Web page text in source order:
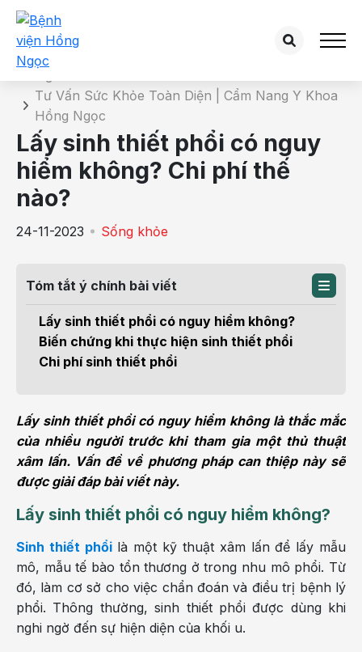
Chi tiết bài tư vấn
Tư Vấn Sức Khỏe Toàn Diện | Cẩm Nang Y Khoa
Hồng Ngọc
Lấy sinh thiết phổi có nguy
hiểm không? Chi phí thế
nào?
24-11-2023 Sống khỏe
Tóm tắt ý chính bài viết
Lấy sinh thiết phổi có nguy hiểm không?
Biến chứng khi thực hiện sinh thiết phổi
Chi phí sinh thiết phổi
Lấy sinh thiết phổi có nguy hiểm không là thắc mắc
của nhiều người trước khi tham gia một thủ thuật
xâm lấn. Vấn đề về phương pháp can thiệp này sẽ
được giải đáp bài viết này.
Lấy sinh thiết phổi có nguy hiểm không?
Sinh thiết phổilà một kỹ thuật xâm lấn để lấy mẫu
mô, mẫu tế bào tổn thương ở trong nhu mô phổi. Từ
đó, làm cơ sở cho việc chẩn đoán và điều trị bệnh lý
phổi. Thông thường, sinh thiết phổi được dùng khi
nghi ngờ đến sự hiện diện của khối u.